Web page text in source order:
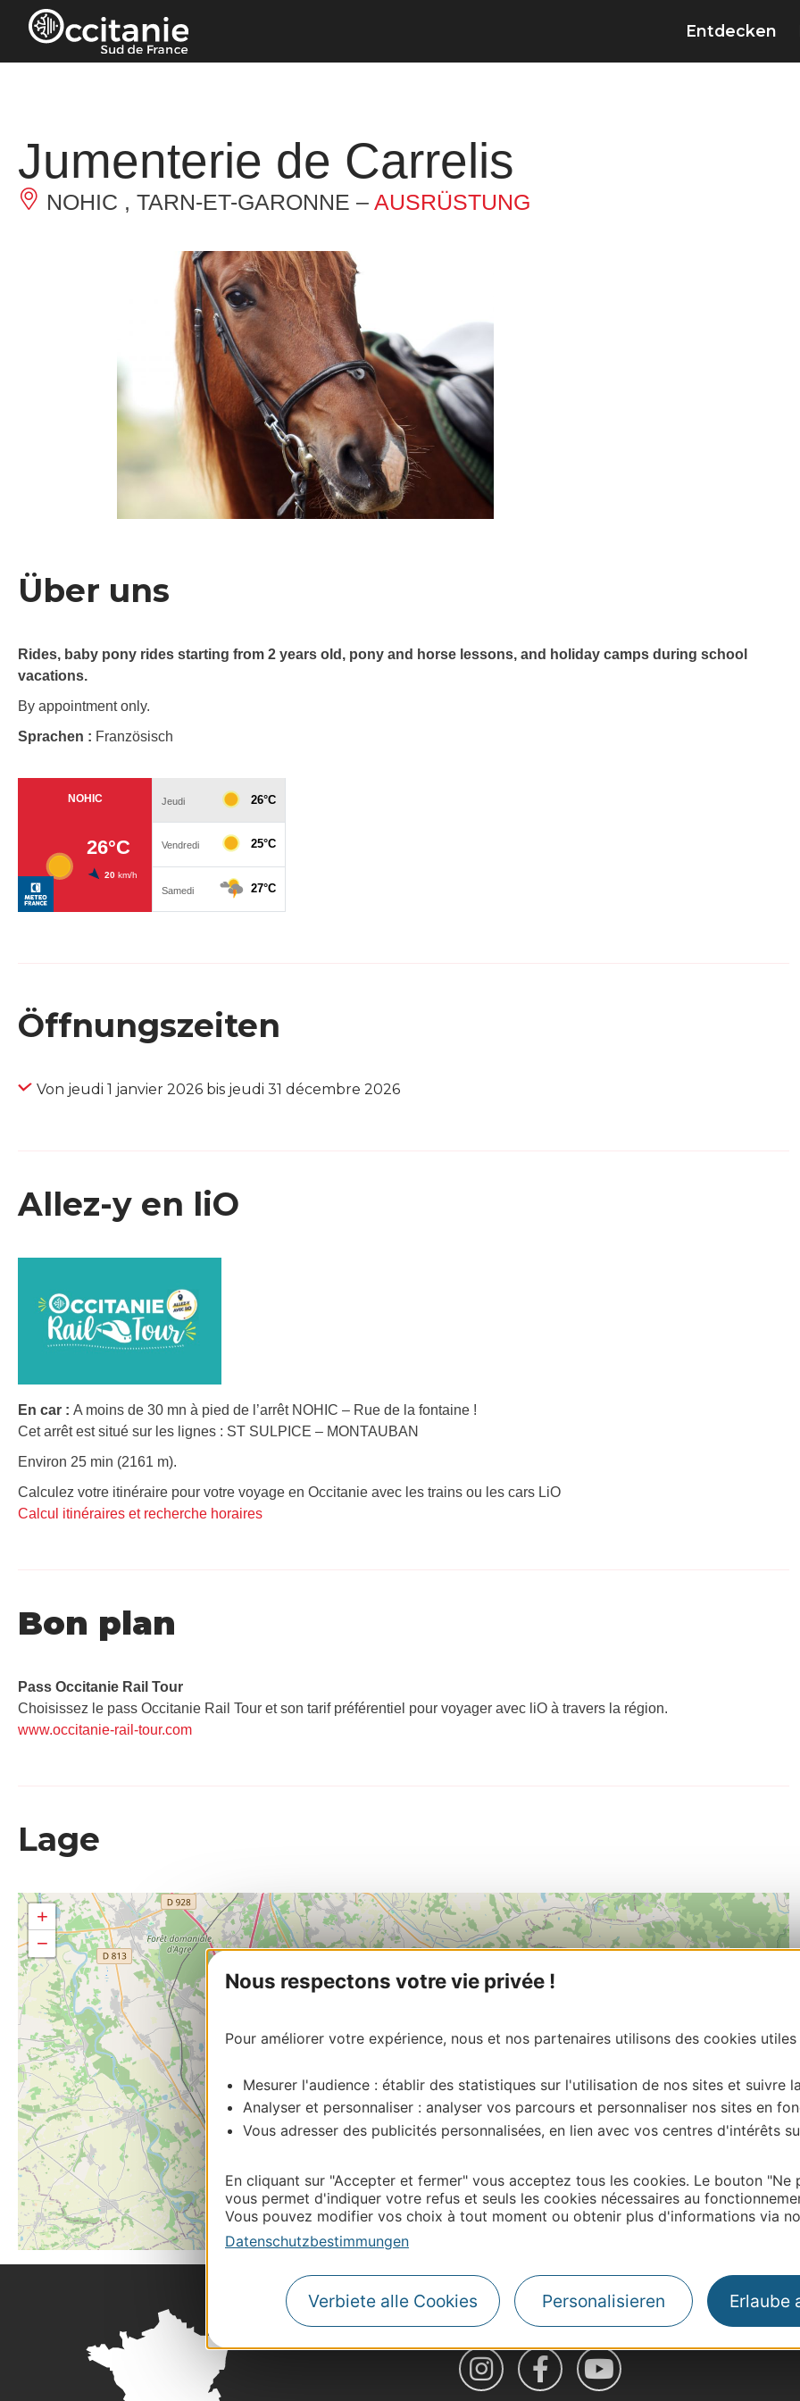
Cookie-Einstellungen
Nous respectons votre vie privée !
Pour améliorer votre expérience, nous et nos partenaires utilisons des cookies utiles
Mesurer l'audience : établir des statistiques sur l'utilisation de nos sites et suivre
Analyser et personnaliser : analyser vos parcours et personnaliser nos sites en
Vous adresser des publicités personnalisées, en lien avec vos centres d'intérêts
En cliquant sur "Accepter et fermer" vous acceptez tous les cookies. Le bouton "Ne
vous permet d'indiquer votre refus et seuls les cookies nécessaires au
Vous pouvez modifier vos choix à tout moment ou obtenir plus d'informations via
Datenschutzbestimmungen
Verbiete alle Cookies Personalisieren Erlaube
Entdecken
Jumenterie de Carrelis
NOHIC , TARN-ET-GARONNE – AUSRÜSTUNG
Über uns
Rides, baby pony rides starting from 2 years old, pony and horse lessons, and holiday camps during school
vacations.
By appointment only.
Sprachen : Französisch
Öffnungszeiten
Von jeudi 1 janvier 2026 bis jeudi 31 décembre 2026
Allez-y en liO
En car : A moins de 30 mn à pied de l’arrêt NOHIC – Rue de la fontaine !
Cet arrêt est situé sur les lignes : ST SULPICE – MONTAUBAN
Environ 25 min (2161 m).
Calculez votre itinéraire pour votre voyage en Occitanie avec les trains ou les cars LiO
Calcul itinéraires et recherche horaires
Bon plan
Pass Occitanie Rail Tour​
Choisissez le pass Occitanie Rail Tour et son tarif préférentiel pour voyager avec liO à travers la région.
www.occitanie-rail-tour.com
Lage
+
−